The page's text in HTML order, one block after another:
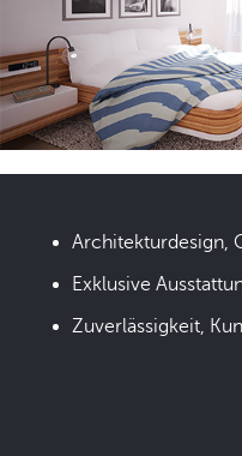
Architekturdesign,
Exklusive
Zuverlässigkeit,